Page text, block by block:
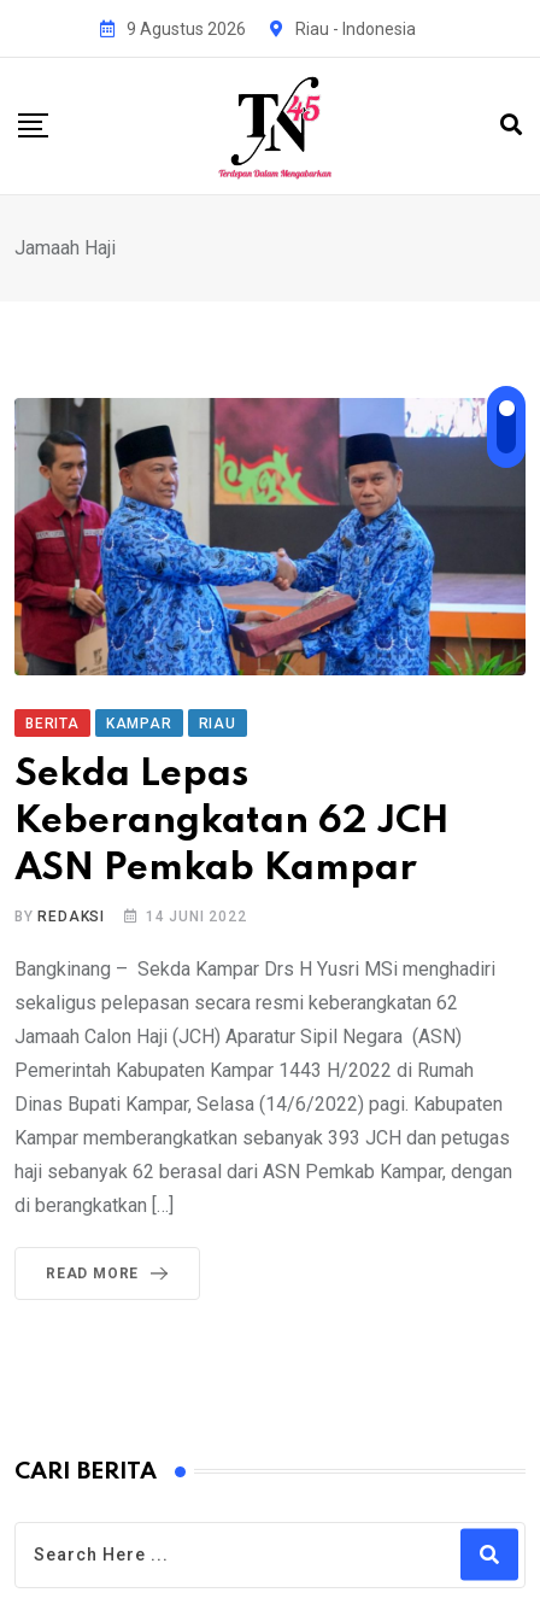
9 Agustus 2026 Riau - Indonesia
Jamaah Haji
BERITA KAMPAR RIAU
Sekda Lepas
Keberangkatan 62 JCH
ASN Pemkab Kampar
BYREDAKSI 14 JUNI 2022
Bangkinang – Sekda Kampar Drs H Yusri MSi menghadiri
sekaligus pelepasan secara resmi keberangkatan 62
Jamaah Calon Haji (JCH) Aparatur Sipil Negara (ASN)
Pemerintah Kabupaten Kampar 1443 H/2022 di Rumah
Dinas Bupati Kampar, Selasa (14/6/2022) pagi. Kabupaten
Kampar memberangkatkan sebanyak 393 JCH dan petugas
haji sebanyak 62 berasal dari ASN Pemkab Kampar, dengan
di berangkatkan […]
READ MORE
CARI BERITA